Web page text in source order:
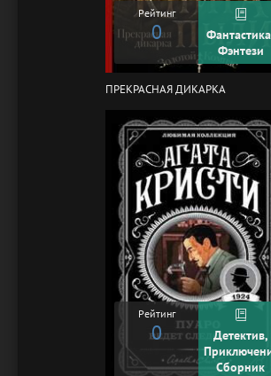
Рейтинг
0
Фэнтези
ПРЕКРАСНАЯ ДИКАРКА
Рейтинг
0
Детектив,
Сборник